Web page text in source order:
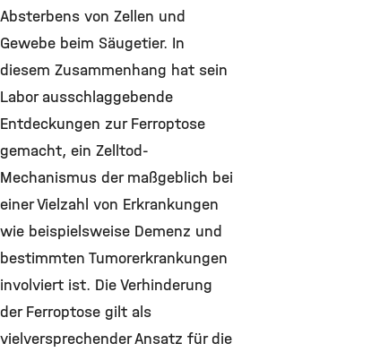
Absterbens von Zellen und
Gewebe beim Säugetier. In
diesem Zusammenhang hat sein
Labor ausschlaggebende
Entdeckungen zur Ferroptose
gemacht, ein Zelltod-
Mechanismus der maßgeblich bei
einer Vielzahl von Erkrankungen
wie beispielsweise Demenz und
bestimmten Tumorerkrankungen
involviert ist. Die Verhinderung
der Ferroptose gilt als
vielversprechender Ansatz für die